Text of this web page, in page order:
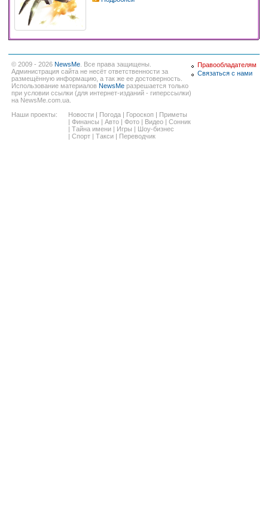
© 2009 - 2026 NewsMe . Все права защищены.
Администрация сайта не несёт ответственности за
размещённую информацию, а так же ее достоверность.
Использование материалов NewsMe разрешается только
при условии ссылки (для интернет-изданий - гиперссылки)
на NewsMe.com.ua.
Наши проекты:
Новости | Погода | Гороскоп | Приметы
| Финансы | Авто | Фото | Видео | Сонник
| Тайна имени | Игры | Шоу-бизнес
| Спорт | Такси | Переводчик
Правообладателям
Связаться с нами